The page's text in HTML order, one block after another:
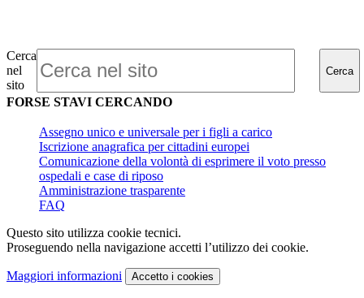
Cerca
nel
sito
Cerca
FORSE STAVI CERCANDO
Assegno unico e universale per i figli a carico
Iscrizione anagrafica per cittadini europei
Comunicazione della volontà di esprimere il voto presso
ospedali e case di riposo
Amministrazione trasparente
FAQ
Questo sito utilizza cookie tecnici.
Proseguendo nella navigazione accetti l’utilizzo dei cookie.
Maggiori informazioni Accetto i cookies